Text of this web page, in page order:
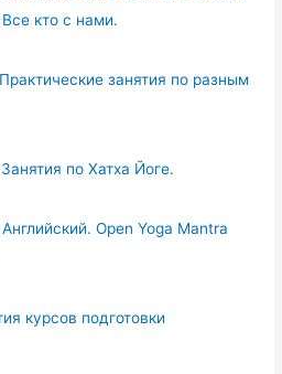
кто с нами.
занятия по разным
по Хатха Йоге.
Open Yoga Mantra
курсов подготовки